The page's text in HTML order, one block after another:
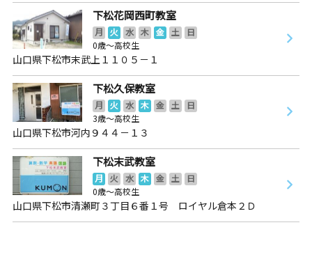
下松花岡西町教室
月 火 水 木 金 土
日
0歳～高校生
山口県下松市末武上１１０５－１
下松久保教室
月 火 水 木 金 土
日
3歳～高校生
山口県下松市河内９４４－１３
下松末武教室
月 火 水 木 金 土
日
0歳～高校生
山口県下松市清瀬町３丁目６番１号 ロイヤル倉本２Ｄ